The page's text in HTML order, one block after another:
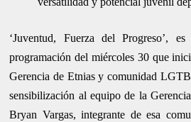
‘Juventud, Fuerza del Progreso’,
programación del miércoles 30 que
Gerencia de Etnias y comunidad
sensibilización al equipo de la
Bryan Vargas, integrante de esa